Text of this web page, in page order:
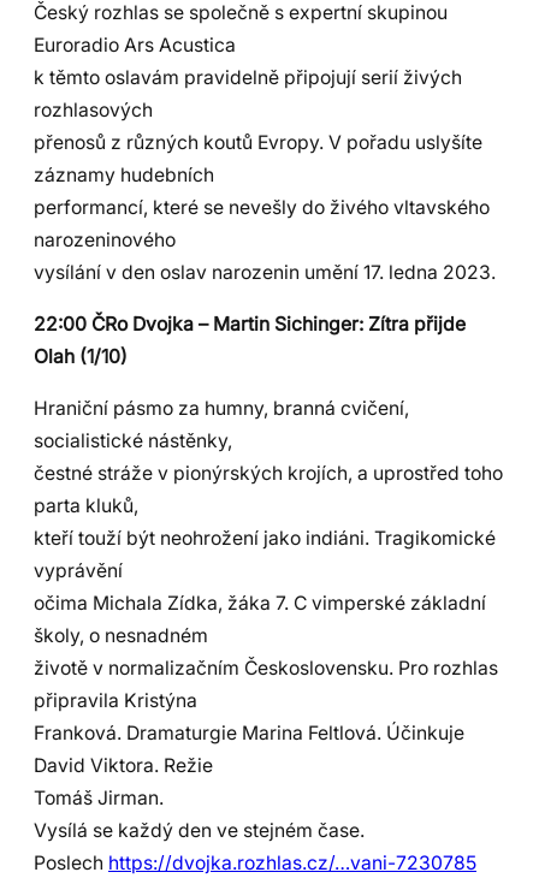
Český rozhlas se společně s expertní skupinou
Euroradio Ars Acustica
k těmto oslavám pravidelně připojují serií živých
rozhlasových
přenosů z různých koutů Evropy. V pořadu uslyšíte
záznamy hudebních
performancí, které se nevešly do živého vltavského
narozeninového
vysílání v den oslav narozenin umění 17. ledna 2023.
22:00 ČRo Dvojka – Martin Sichinger: Zítra přijde
Olah (1/10)
Hraniční pásmo za humny, branná cvičení,
socialistické nástěnky,
čestné stráže v pionýrských krojích, a uprostřed toho
parta kluků,
kteří touží být neohrožení jako indiáni. Tragikomické
vyprávění
očima Michala Zídka, žáka 7. C vimperské základní
školy, o nesnadném
životě v normalizačním Československu. Pro rozhlas
připravila Kristýna
Franková. Dramaturgie Marina Feltlová. Účinkuje
David Viktora. Režie
Tomáš Jirman.
Vysílá se každý den ve stejném čase.
Poslech https://dvojka.rozhlas.cz/…vani-7230785